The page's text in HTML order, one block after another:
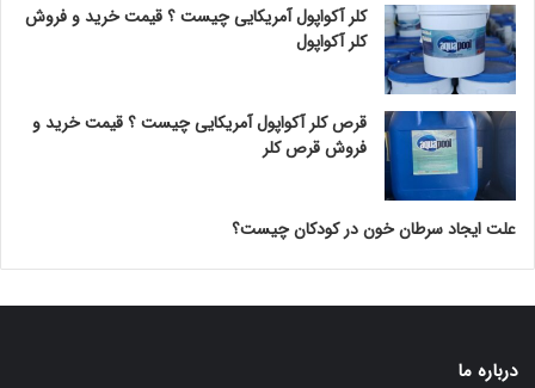
کلر آکواپول آمریکایی چیست ؟ قیمت خرید و فروش
کلر آکواپول
قرص کلر آکواپول آمریکایی چیست ؟ قیمت خرید و
فروش قرص کلر
علت ایجاد سرطان خون در کودکان چیست؟
درباره ما